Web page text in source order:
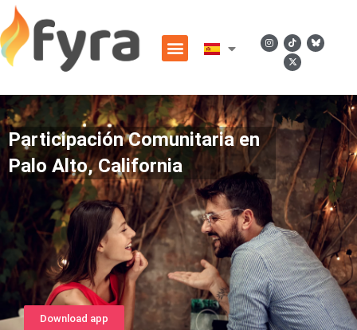
Participación Comunitaria en
Palo Alto, California
Download app